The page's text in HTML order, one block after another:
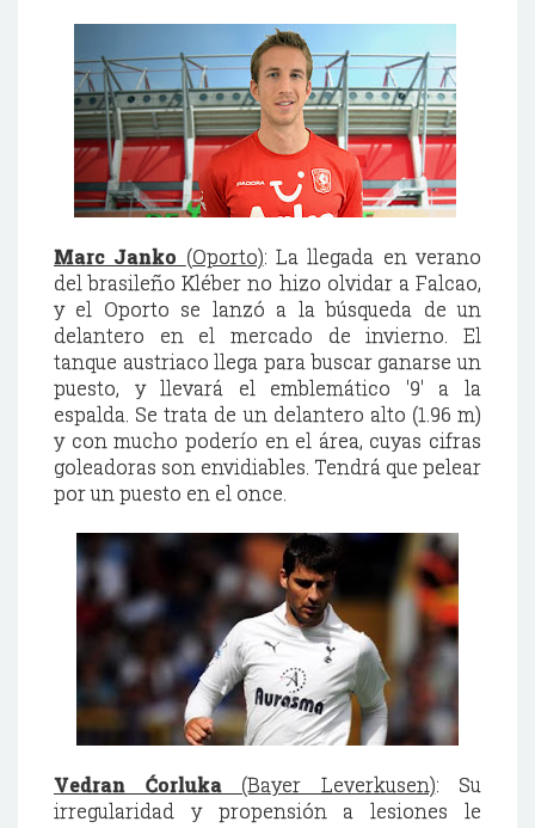
Marc Janko (Oporto): La llegada en verano
del brasileño Kléber no hizo olvidar a Falcao,
y el Oporto se lanzó a la búsqueda de un
delantero en el mercado de invierno. El
tanque austriaco llega para buscar ganarse un
puesto, y llevará el emblemático '9' a la
espalda. Se trata de un delantero alto (1.96 m)
y con mucho poderío en el área, cuyas cifras
goleadoras son envidiables. Tendrá que pelear
por un puesto en el once.
Vedran Ćorluka (Bayer Leverkusen): Su
irregularidad y propensión a lesiones le